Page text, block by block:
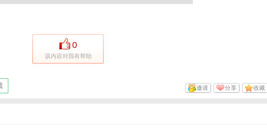
0
该内容对我有帮助
收藏
分享
邀请